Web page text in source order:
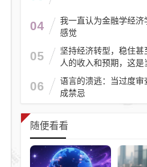
04
我一直认为金融学经济
感觉
05
坚持经济转型，稳住
人的收入和预期，这是
06
语言的溃逃：当过度审
成禁忌
随便看看